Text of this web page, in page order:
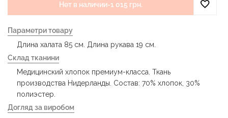
Нет в наличии-1 015 грн.
Параметри товару
Длина халата 85 см. Длина рукава 19 см.
Склад тканини
Медицинский хлопок премиум-класса. Ткань
производства Нидерланды. Состав: 70% хлопок, 30%
полиэстер.
Догляд за виробом